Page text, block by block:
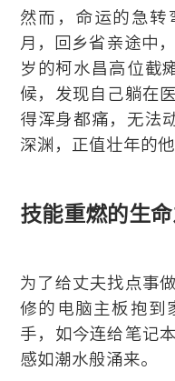
然而，命运的急
月，回乡省亲途中
岁的柯水昌高位截
候，发现自己躺在
得浑身都痛，无法
深渊，正值壮年的
技能重燃的生
为了给丈夫找点事
修的电脑主板抱到
手，如今连给笔记
感如潮水般涌来。